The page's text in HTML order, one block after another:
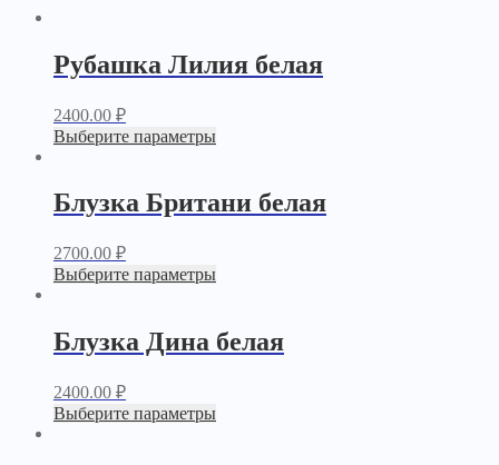
Рубашка Лилия белая
2400.00 ₽
Выберите параметры
Блузка Британи белая
2700.00 ₽
Выберите параметры
Блузка Дина белая
2400.00 ₽
Выберите параметры